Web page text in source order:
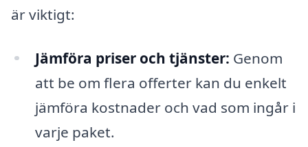
är viktigt:
Jämföra priser och tjänster: Genom
att be om flera offerter kan du enkelt
jämföra kostnader och vad som ingår i
varje paket.